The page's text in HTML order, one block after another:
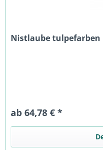
Nistlaube tulpefarben
ab 64,78 € *